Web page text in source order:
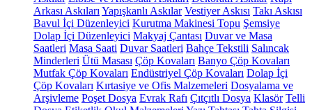
Arkası Askıları Yapışkanlı Askılar Vestiyer Askısı Takı Askısı
Bavul İçi Düzenleyici Kurutma Makinesi Topu Şemsiye
Dolap İçi Düzenleyici Makyaj Çantası Duvar ve Masa
Saatleri Masa Saati Duvar Saatleri Bahçe Tekstili Salıncak
Minderleri Ütü Masası Çöp Kovaları Banyo Çöp Kovaları
Mutfak Çöp Kovaları Endüstriyel Çöp Kovaları Dolap İçi
Çöp Kovaları Kırtasiye ve Ofis Malzemeleri Dosyalama ve
Arşivleme Poşet Dosya Evrak Rafı Çıtçıtlı Dosya Klasör Telli